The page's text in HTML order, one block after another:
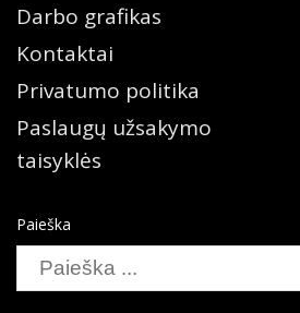
Darbo grafikas
Kontaktai
Privatumo politika
Paslaugų užsakymo
taisyklės
Paieška